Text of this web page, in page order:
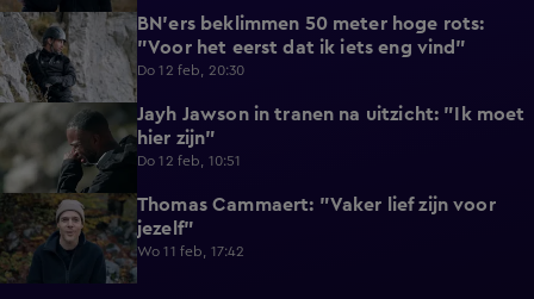
4:22
BN'ers beklimmen 50 meter hoge rots:
"Voor het eerst dat ik iets eng vind"
Do 12 feb, 20:30
0:46
Jayh Jawson in tranen na uitzicht: "Ik moet
hier zijn"
Do 12 feb, 10:51
0:21
Thomas Cammaert: "Vaker lief zijn voor
jezelf"
Wo 11 feb, 17:42